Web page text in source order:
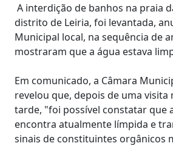
A interdição de banhos na praia
distrito de Leiria, foi levantada,
Municipal local, na sequência de
mostraram que a água estava
Em comunicado, a Câmara
revelou que, depois de uma visita
tarde, "foi possível constatar que
encontra atualmente límpida e
sinais de constituintes orgânicos